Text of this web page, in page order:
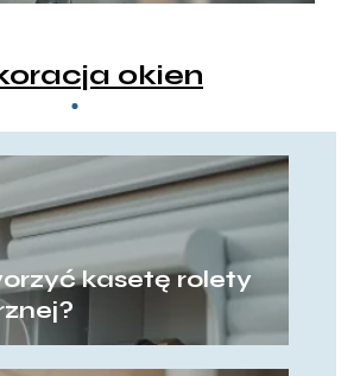
okien
kasetę rolety